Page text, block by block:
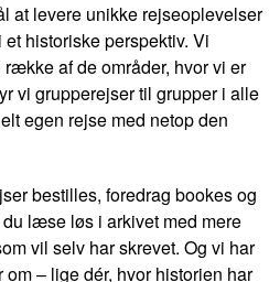
at levere unikke rejseoplevelser
historiske perspektiv. Vi
af de områder, hvor vi er
vi grupperejser til grupper i alle
egen rejse med netop den
bestilles, foredrag bookes og
læse løs i arkivet med mere
vil selv har skrevet. Og vi har
– lige dér, hvor historien har